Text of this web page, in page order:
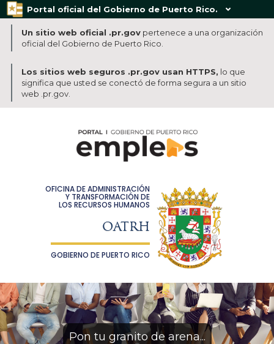
Portal oficial del Gobierno de Puerto Rico. 
Un sitio web oficial .pr.govpertenece a una organización
oficial del Gobierno de Puerto Rico.
Los sitios web seguros .pr.gov usan HTTPS, lo que
significa que usted se conectó de forma segura a un sitio
web .pr.gov.
OFICINA DE ADMINISTRACIÓN
Y TRANSFORMACIÓN DE
LOS RECURSOS HUMANOS
OATRH
GOBIERNO DE PUERTO RICO
Pon tu granito de arena...